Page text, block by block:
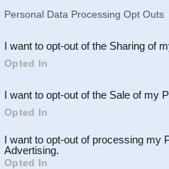
Participants
parties.
Personal Data Processing Opt Outs
I want to opt-out of the Sharing of
Opted In
I want to opt-out of the Sale of my
Opted In
I want to opt-out of processing my
Advertising.
Opted In